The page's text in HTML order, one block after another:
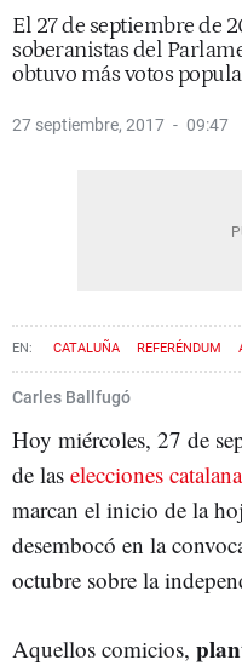
El 27 de septiembre de
soberanistas del
obtuvo más votos
27 septiembre, 2017 09:47
CATALUÑA REFERÉNDUM
ELECCIONES
Carles Ballfugó
Hoy miércoles, 27 de
de las elecciones
marcan el inicio de la
desembocó en la
octubre sobre la
Aquellos comicios,